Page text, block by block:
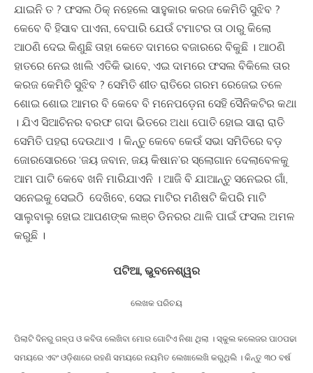
ଯାଇନି ତ ? ଫସଲ ଠିକ୍ ନହେଲେ ସାହୁକାର କରଜ କେମିତି ସୁଝିବ ?
କେବେ ବି ହିସାବ ପାଏନା, ବେପାରି ଯେଉଁ ଟମାଟର ତା ଠାରୁ କିଲୋ
ଆଠଣି ଦେଇ କିଣୁଛି ତାହା କେତେ ଦାମରେ ବଜାରରେ ବିକୁଛି । ଆଠଣି
ହାତରେ ନେଇ ଖାଲି ଏତିକି ଭାବେ, ଏଇ ଦାମରେ ଫସଲ ବିକିଲେ ତାର
କରଜ କେମିତି ସୁଝିବ ? ସେମିତି ଶୀତ ରାତିରେ ଗରମ ରେଜେଇ ତଳେ
ଶୋଇ ଶୋଇ ଆମର ବି କେବେ ବି ମନେପଡ଼େନା ସେହି ସୈନିକଟିର କଥା
। ଯିଏ ସିଆଚିନର ବରଫ ଗଦା ଭିତରେ ଅଧା ପୋତି ହୋଇ ସାରା ରାତି
ସେମିତି ପହରା ଦେଉଥାଏ । କିନ୍ତୁ କେବେ କେଉଁ ସଭା ସମିତିରେ ବଡ଼
ଜୋରସୋରରେ ‘ଜୟ ଜବାନ, ଜୟ କିଷାନ’ର ସ୍ଲୋଗାନ ଦେଲାବେଳକୁ
ଆମ ପାଟି କେବେ ଖନି ମାରିଯାଏନି । ଆଜି ବି ଯାଆନ୍ତୁ ସନେଇର ଗାଁ,
ସନେଇକୁ ସେଇଠି ଦେଖିବେ, ସେଇ ମାଟିର ମଣିଷଟି କିପରି ମାଟି
ସାଲୁବାଲୁ ହୋଇ ଆପଣଙ୍କ ଲଞ୍ଚ ଡିନରର ଥାଳି ପାଇଁ ଫସଲ ଅମଳ
କରୁଛି ।
ପଟିଆ, ଭୁବନେଶ୍ୱର
ଲେଖକ ପରିଚୟ
ପିଲାଟି ଦିନରୁ ଗଳ୍ପ ଓ କବିତା ଲେଖିବା ମୋର ଗୋଟିଏ ନିଶା ଥିଲା । ସ୍କୁଲ କଲେଜର ପାଠପଢା
ସମୟରେ ଏବଂ ଓଡ଼ିଶାରେ ରହଣି ସମୟରେ ନୟମିତ ଲେଖାଲେଖି କରୁଥିଲି । କିନ୍ତୁ ୩୦ ବର୍ଷ